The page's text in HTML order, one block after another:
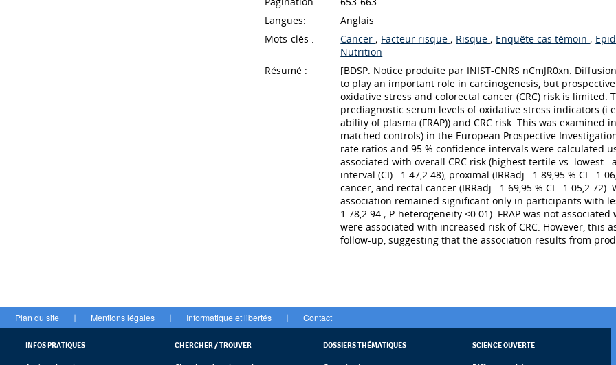
Langues:
Anglais
Mots-clés :
Cancer ; Facteur risque ; Risque ; Enquête cas témoin ;
Nutrition
Résumé :
[BDSP. Notice produite par INIST-CNRS nCmJR0xn.
to play an important role in carcinogenesis, but
oxidative stress and colorectal cancer (CRC) risk is
prediagnostic serum levels of oxidative stress indicators
ability of plasma (FRAP)) and CRC risk. This was examined
matched controls) in the European Prospective
rate ratios and 95 % confidence intervals were calculated
associated with overall CRC risk (highest tertile vs. lowest
interval (CI) : 1.47,2.48), proximal (IRRadj =1.89,95 % CI :
cancer, and rectal cancer (IRRadj =1.69,95 % CI :
association remained significant only in participants with
1.78,2.94 ; P-heterogeneity <0.01). FRAP was not
were associated with increased risk of CRC. However,
follow-up, suggesting that the association results from
Plan du site | Mentions légales | Informatique et libertés | Contact
INFOS PRATIQUES CHERCHER / TROUVER DOSSIERS THÉMATIQUES SCIENCE OUVERTE